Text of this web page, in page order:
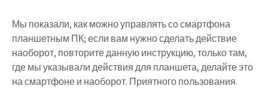
Мы показали, как можно управлять со смартфона
планшетным ПК; если вам нужно сделать действие
наоборот, повторите данную инструкцию, только там,
где мы указывали действия для планшета, делайте это
на смартфоне и наоборот. Приятного пользования.